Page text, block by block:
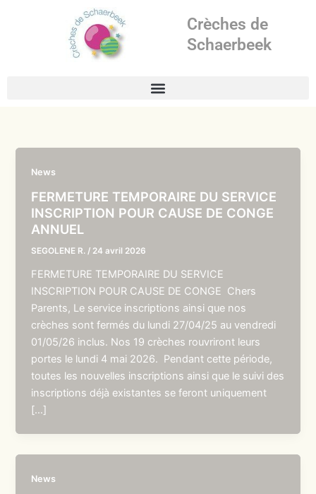
Crèches de
Schaerbeek
News
FERMETURE TEMPORAIRE DU SERVICE
INSCRIPTION POUR CAUSE DE CONGE
ANNUEL
SEGOLENE R. / 24 avril 2026
FERMETURE TEMPORAIRE DU SERVICE
INSCRIPTION POUR CAUSE DE CONGE Chers
Parents, Le service inscriptions ainsi que nos
crèches sont fermés du lundi 27/04/25 au vendredi
01/05/26 inclus. Nos 19 crèches rouvriront leurs
portes le lundi 4 mai 2026. Pendant cette période,
toutes les nouvelles inscriptions ainsi que le suivi des
inscriptions déjà existantes se feront uniquement
[…]
News